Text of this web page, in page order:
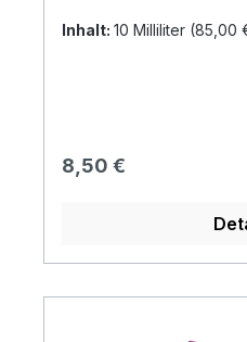
Inhalt: 10 Milliliter (85,00
Regulärer Preis:
8,50 €